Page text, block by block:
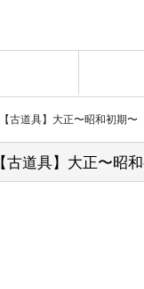
古道具】大正〜昭和初期〜
古道具】大正〜昭